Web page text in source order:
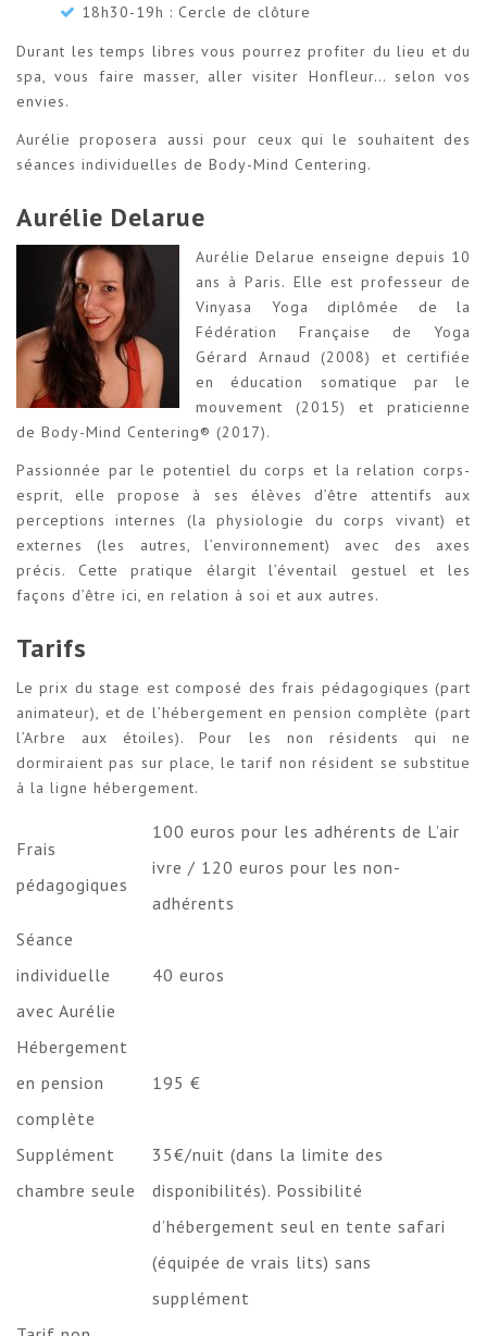
18h30-19h : Cercle de clôture
Durant les temps libres vous pourrez profiter du lieu et du
spa, vous faire masser, aller visiter Honfleur… selon vos
envies.
Aurélie proposera aussi pour ceux qui le souhaitent des
séances individuelles de Body-Mind Centering.
Aurélie Delarue
Aurélie Delarue enseigne depuis 10
ans à Paris. Elle est professeur de
Vinyasa Yoga diplômée de la
Fédération Française de Yoga
Gérard Arnaud (2008) et certifiée
en éducation somatique par le
mouvement (2015) et praticienne
de Body-Mind Centering® (2017).
Passionnée par le potentiel du corps et la relation corps-
esprit, elle propose à ses élèves d’être attentifs aux
perceptions internes (la physiologie du corps vivant) et
externes (les autres, l’environnement) avec des axes
précis. Cette pratique élargit l’éventail gestuel et les
façons d’être ici, en relation à soi et aux autres.
Tarifs
Le prix du stage est composé des frais pédagogiques (part
animateur), et de l’hébergement en pension complète (part
l’Arbre aux étoiles). Pour les non résidents qui ne
dormiraient pas sur place, le tarif non résident se substitue
à la ligne hébergement.
Frais
pédagogiques
100 euros pour les adhérents de L’air
ivre / 120 euros pour les non-
adhérents
Séance
individuelle
avec Aurélie
40 euros
Hébergement
en pension
complète
195 €
Supplément
chambre seule
35€/nuit (dans la limite des
disponibilités). Possibilité
d’hébergement seul en tente safari
(équipée de vrais lits) sans
supplément